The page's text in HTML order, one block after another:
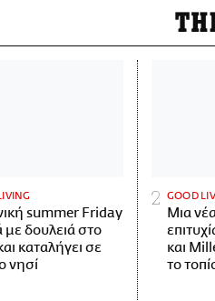
summer Friday
με δουλειά στο
καταλήγει σε
νησί
GOOD
Μια
και
το